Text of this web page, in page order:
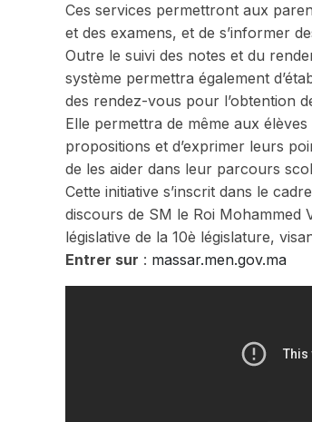
Ces services permettront aux
et des examens, et de s’informer
Outre le suivi des notes et du
système permettra également
des rendez-vous pour l’obtention
Elle permettra de même aux
propositions et d’exprimer leurs
de les aider dans leur parcours
Cette initiative s’inscrit dans le
discours de SM le Roi Mohammed
législative de la 10è législature,
Entrer sur : massar.men.gov.ma